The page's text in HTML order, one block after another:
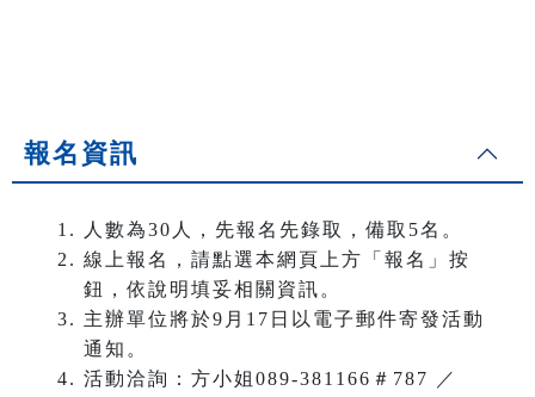
報名資訊
人數為30人，先報名先錄取，備取5名。
線上報名，請點選本網頁上方「報名」按
鈕，依說明填妥相關資訊。
主辦單位將於9月17日以電子郵件寄發活動
通知。
活動洽詢：方小姐089-381166＃787 ／